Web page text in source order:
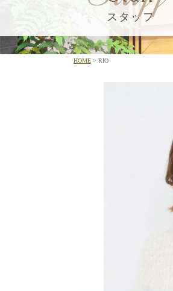
スタッフ
HOME RIO